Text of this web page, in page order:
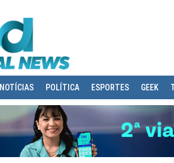
NOTÍCIAS POLÍTICA ESPORTES GEEK